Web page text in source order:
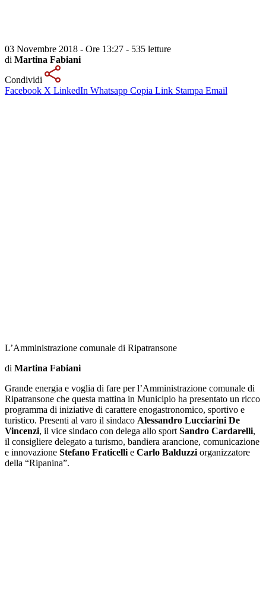
03 Novembre 2018 - Ore 13:27 - 535 letture
di Martina Fabiani
Condividi
Facebook X LinkedIn Whatsapp Copia Link Stampa Email
L’Amministrazione comunale di Ripatransone
di Martina Fabiani
Grande energia e voglia di fare per l’Amministrazione comunale di
Ripatransone che questa mattina in Municipio ha presentato un ricco
programma di iniziative di carattere enogastronomico, sportivo e
turistico. Presenti al varo il sindaco Alessandro Lucciarini De
Vincenzi, il vice sindaco con delega allo sport Sandro Cardarelli,
il consigliere delegato a turismo, bandiera arancione, comunicazione
e innovazione Stefano Fraticelli e Carlo Balduzzi organizzatore
della “Ripanina”.